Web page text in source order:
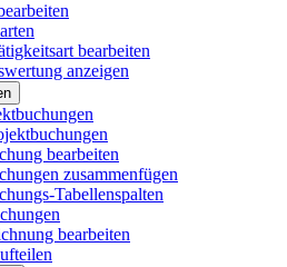
bearbeiten
anzeigen
bearbeiten
zusammenfügen
Tabellenspalten
bearbeiten